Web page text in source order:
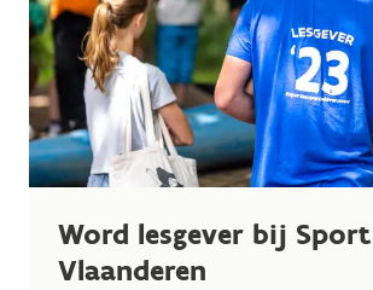
Word lesgever bij Sport
Vlaanderen